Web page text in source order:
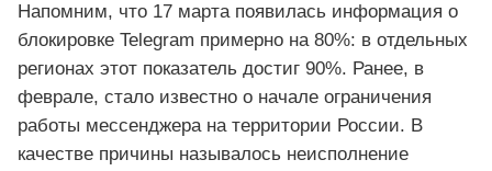
Напомним, что 17 марта появилась информация о
блокировке Telegram примерно на 80%: в отдельных
регионах этот показатель достиг 90%. Ранее, в
феврале, стало известно о начале ограничения
работы мессенджера на территории России. В
качестве причины называлось неисполнение